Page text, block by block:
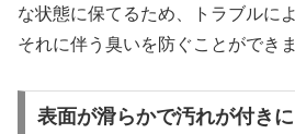
な状態に保てるため、トラブルに
それに伴う臭いを防ぐことができま
表面が滑らかで汚れが付き